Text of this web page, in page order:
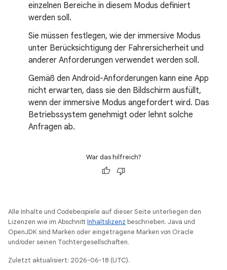
einzelnen Bereiche in diesem Modus definiert
werden soll.
Sie müssen festlegen, wie der immersive Modus
unter Berücksichtigung der Fahrersicherheit und
anderer Anforderungen verwendet werden soll.
Gemäß den Android-Anforderungen kann eine App
nicht erwarten, dass sie den Bildschirm ausfüllt,
wenn der immersive Modus angefordert wird. Das
Betriebssystem genehmigt oder lehnt solche
Anfragen ab.
War das hilfreich?
Alle Inhalte und Codebeispiele auf dieser Seite unterliegen den
Lizenzen wie im AbschnittInhaltslizenz beschrieben. Java und
OpenJDK sind Marken oder eingetragene Marken von Oracle
und/oder seinen Tochtergesellschaften.
Zuletzt aktualisiert: 2026-06-18 (UTC).